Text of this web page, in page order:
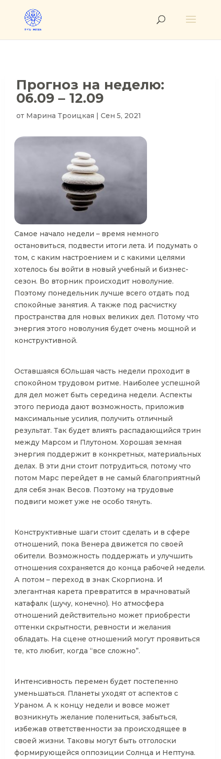
Прогноз на неделю:
06.09 – 12.09
от Марина Троицкая | Сен 5, 2021
Самое начало недели – время немного
остановиться, подвести итоги лета. И подумать о
том, с каким настроением и с какими целями
хотелось бы войти в новый учебный и бизнес-
сезон. Во вторник происходит новолуние.
Поэтому понедельник лучше всего отдать под
спокойные занятия. А также под расчистку
пространства для новых великих дел. Потому что
энергия этого новолуния будет очень мощной и
конструктивной.
Оставшаяся бОльшая часть недели проходит в
спокойном трудовом ритме. Наиболее успешной
для дел может быть середина недели. Аспекты
этого периода дают возможность, приложив
максимальные усилия, получить отличный
результат. Так будет влиять распадающийся трин
между Марсом и Плутоном. Хорошая земная
энергия поддержит в конкретных, материальных
делах. В эти дни стоит потрудиться, потому что
потом Марс перейдет в не самый благоприятный
для себя знак Весов. Поэтому на трудовые
подвиги может уже не особо тянуть.
Конструктивные шаги стоит сделать и в сфере
отношений, пока Венера движется по своей
обители. Возможность поддержать и улучшить
отношения сохраняется до конца рабочей недели.
А потом – переход в знак Скорпиона. И
элегантная карета превратится в мрачноватый
катафалк (шучу, конечно). Но атмосфера
отношений действительно может приобрести
оттенки скрытности, ревности и желания
обладать. На сцене отношений могут проявиться
те, кто любит, когда “все сложно”.
Интенсивность перемен будет постепенно
уменьшаться. Планеты уходят от аспектов с
Ураном. А к концу недели и вовсе может
возникнуть желание полениться, забыться,
избежав ответственности за происходящее в
своей жизни. Таковы могут быть отголоски
формирующейся оппозиции Солнца и Нептуна.